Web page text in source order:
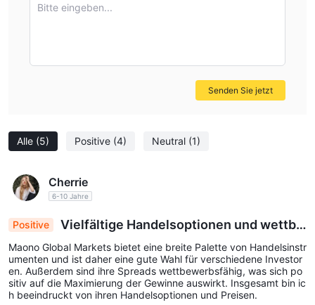
Alle (5) Positive (4) Neutral (1)
Cherrie
6-10 Jahre
Positive
Vielfältige Handelsoptionen und wettbe
werbsfähige Spreads bei Maono Global Markets
beeindrucken Investoren
Maono Global Markets bietet eine breite Palette von Handelsinstr
umenten und ist daher eine gute Wahl für verschiedene Investor
en. Außerdem sind ihre Spreads wettbewerbsfähig, was sich po
sitiv auf die Maximierung der Gewinne auswirkt. Insgesamt bin ic
h beeindruckt von ihren Handelsoptionen und Preisen.
Bitte eingeben...
Senden Sie jetzt